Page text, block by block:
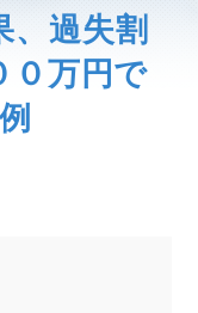
、過失割
０万円で